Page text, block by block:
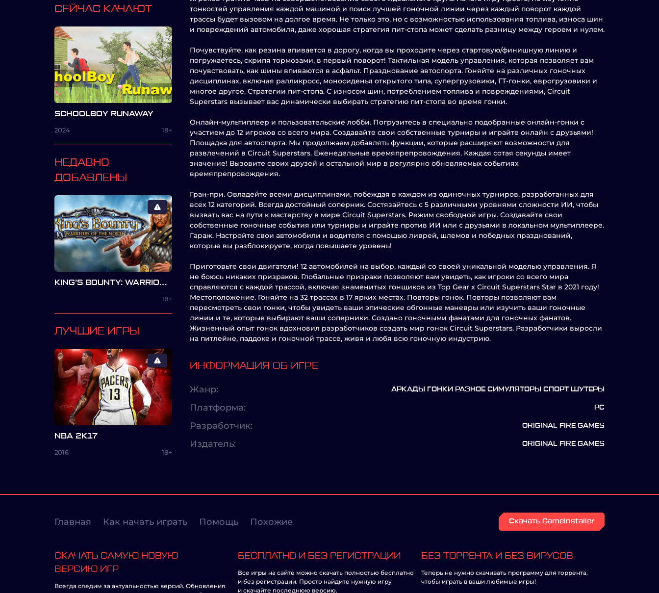
СЕЙЧАС КАЧАЮТ
SCHOOLBOY RUNAWAY
2024 18+
НЕДАВНО
ДОБАВЛЕНЫ
KING’S BOUNTY: WARRIORS OF THE NORTH
18+
ЛУЧШИЕ ИГРЫ
NBA 2K17
2016 18+
тонкостей управления каждой машиной и поиск лучшей гоночной линии через каждый поворот каждой
трассы будет вызовом на долгое время. Не только это, но с возможностью использования топлива, износа шин
и повреждений автомобиля, даже хорошая стратегия пит-стопа может сделать разницу между героем и нулем.
Почувствуйте, как резина впивается в дорогу, когда вы проходите через стартовую/финишную линию и
погружаетесь, скрипя тормозами, в первый поворот! Тактильная модель управления, которая позволяет вам
почувствовать, как шины впиваются в асфальт. Празднование автоспорта. Гоняйте на различных гоночных
дисциплинах, включая ралликросс, моносиденья открытого типа, супергрузовики, ГТ-гонки, еврогрузовики и
многое другое. Стратегии пит-стопа. С износом шин, потреблением топлива и повреждениями, Circuit
Superstars вызывает вас динамически выбирать стратегию пит-стопа во время гонки.
Онлайн-мультиплеер и пользовательские лобби. Погрузитесь в специально подобранные онлайн-гонки с
участием до 12 игроков со всего мира. Создавайте свои собственные турниры и играйте онлайн с друзьями!
Площадка для автоспорта. Мы продолжаем добавлять функции, которые расширяют возможности для
развлечений в Circuit Superstars. Еженедельные времяпрепровождения. Каждая сотая секунды имеет
значение! Вызовите своих друзей и остальной мир в регулярно обновляемых событиях
времяпрепровождения.
Гран-при. Овладейте всеми дисциплинами, побеждая в каждом из одиночных турниров, разработанных для
всех 12 категорий. Всегда достойный соперник. Состязайтесь с 5 различными уровнями сложности ИИ, чтобы
вызвать вас на пути к мастерству в мире Circuit Superstars. Режим свободной игры. Создавайте свои
собственные гоночные события или турниры и играйте против ИИ или с друзьями в локальном мультиплеере.
Гараж. Настройте свои автомобили и водителя с помощью ливрей, шлемов и победных празднований,
которые вы разблокируете, когда повышаете уровень!
Приготовьте свои двигатели! 12 автомобилей на выбор, каждый со своей уникальной моделью управления. Я
не боюсь никаких призраков. Глобальные призраки позволяют вам увидеть, как игроки со всего мира
справляются с каждой трассой, включая знаменитых гонщиков из Top Gear x Circuit Superstars Star в 2021 году!
Местоположение. Гоняйте на 32 трассах в 17 ярких местах. Повторы гонок. Повторы позволяют вам
пересмотреть свои гонки, чтобы увидеть ваши эпические обгонные маневры или изучить ваши гоночные
линии и те, которые выбирают ваши соперники. Создано гоночными фанатами для гоночных фанатов.
Жизненный опыт гонок вдохновил разработчиков создать мир гонок Circuit Superstars. Разработчики выросли
на питлейне, паддоке и гоночной трассе, живя и любя всю гоночную индустрию.
ИНФОРМАЦИЯ ОБ ИГРЕ
Жанр: АРКАДЫ ГОНКИ РАЗНОЕ СИМУЛЯТОРЫ СПОРТ ШУТЕРЫ
Платформа: PC
Разработчик: ORIGINAL FIRE GAMES
Издатель: ORIGINAL FIRE GAMES
Главная Как начать играть Помощь Похожие Скачать GameInstaller
СКАЧАТЬ САМУЮ НОВУЮ
ВЕРСИЮ ИГР
Всегда следим за актуальностью версий. Обновления
БЕСПЛАТНО И БЕЗ РЕГИСТРАЦИИ
Все игры на сайте можно скачать полностью бесплатно
и без регистрации. Просто найдите нужную игру
и скачайте последнюю версию.
БЕЗ ТОРРЕНТА И БЕЗ ВИРУСОВ
Теперь не нужно скачивать программу для торрента,
чтобы играть в ваши любимые игры!